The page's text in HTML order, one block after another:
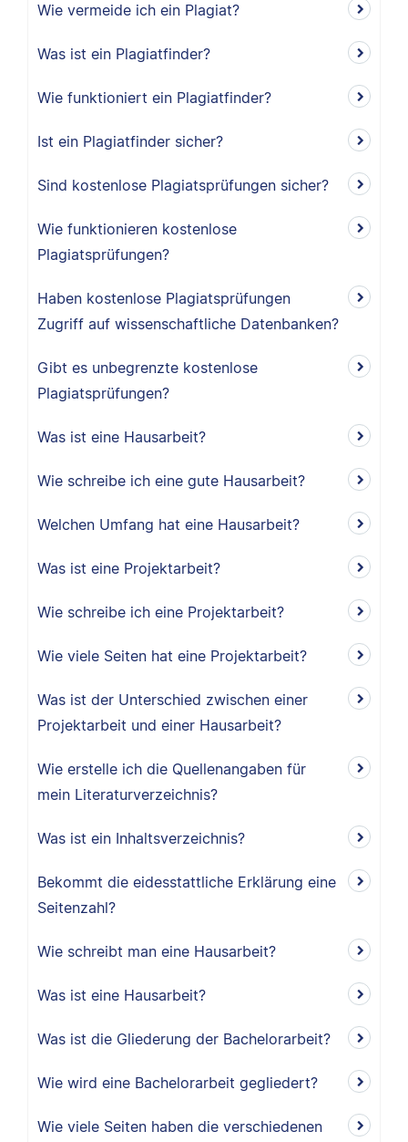
Wie vermeide ich ein Plagiat?
Was ist ein Plagiatfinder?
Wie funktioniert ein Plagiatfinder?
Ist ein Plagiatfinder sicher?
Sind kostenlose Plagiatsprüfungen sicher?
Wie funktionieren kostenlose
Plagiatsprüfungen?
Haben kostenlose Plagiatsprüfungen
Zugriff auf wissenschaftliche Datenbanken?
Gibt es unbegrenzte kostenlose
Plagiatsprüfungen?
Was ist eine Hausarbeit?
Wie schreibe ich eine gute Hausarbeit?
Welchen Umfang hat eine Hausarbeit?
Was ist eine Projektarbeit?
Wie schreibe ich eine Projektarbeit?
Wie viele Seiten hat eine Projektarbeit?
Was ist der Unterschied zwischen einer
Projektarbeit und einer Hausarbeit?
Wie erstelle ich die Quellenangaben für
mein Literaturverzeichnis?
Was ist ein Inhaltsverzeichnis?
Bekommt die eidesstattliche Erklärung eine
Seitenzahl?
Wie schreibt man eine Hausarbeit?
Was ist eine Hausarbeit?
Was ist die Gliederung der Bachelorarbeit?
Wie wird eine Bachelorarbeit gegliedert?
Wie viele Seiten haben die verschiedenen